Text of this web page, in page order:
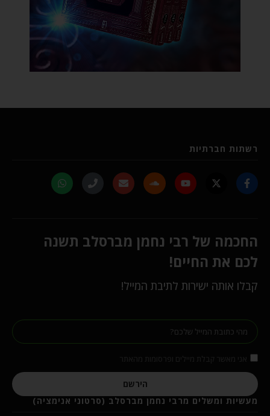
רשתות חברתיות
החכמה של רבי נחמן מברסלב תשנה
לכם את החיים!
קבלו אותה ישירות לתיבת המייל!
הירשם
מעשיות ומשלים מרבי נחמן מברסלב (סרטוני אנימציה)